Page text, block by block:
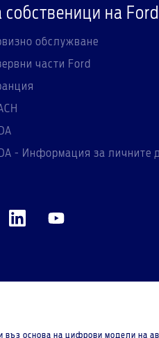
собственици на Ford
обслужване
части Ford
- Информация за личните
основа на цифрови модели на